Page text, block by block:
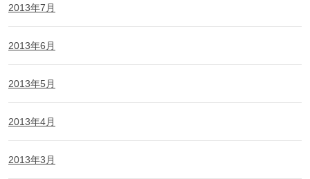
2013年7月
2013年6月
2013年5月
2013年4月
2013年3月